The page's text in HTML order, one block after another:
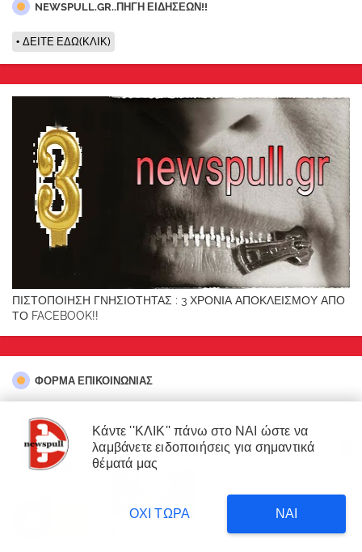
NEWSPULL.GR..ΠΗΓΗ ΕΙΔΗΣΕΩΝ!!
ΔΕΙΤΕ ΕΔΩ(ΚΛΙΚ)
ΠΙΣΤΟΠΟΙΗΣΗ ΓΝΗΣΙΟΤΗΤΑΣ : 3 ΧΡΟΝΙΑ ΑΠΟΚΛΕΙΣΜΟΥ ΑΠΟ
ΤΟ FACEBOOK!!
ΦΌΡΜΑ ΕΠΙΚΟΙΝΩΝΊΑΣ
Ηλεκτρονικό ταχυδρομείο
στρέμματα έγιναν στάχτη επι
κυβέρνησης Μητσοτάκη!
Our website uses cookies to enhance your experience.
Κάντε ''ΚΛΙΚ'' πάνω στο ΝΑΙ ώστε να
λαμβάνετε ειδοποιήσεις για σημαντικά
θέματά μας
ΝΑΙ
ΟΧΙ ΤΩΡΑ